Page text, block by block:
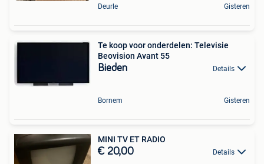
Deurle Gisteren
Te koop voor onderdelen: Televisie
Beovision Avant 55
Bieden Details
Bornem Gisteren
MINI TV ET RADIO
€ 20,00 Details